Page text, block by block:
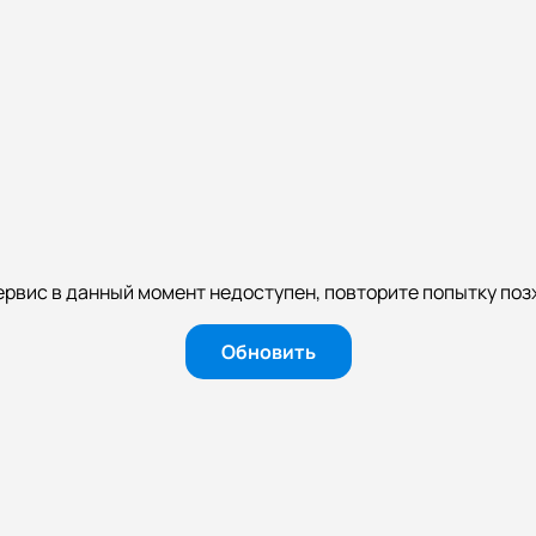
в данный момент недоступен, повторите попытку
Обновить